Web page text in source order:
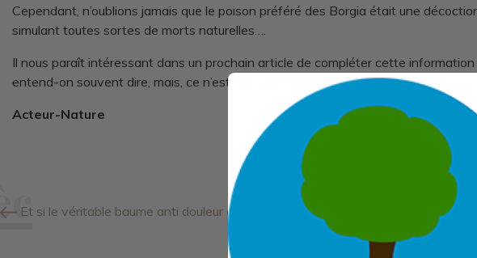
Cependant, n’oublions jamais que le poison préféré des Borgia était une
simulant toutes sortes de morts naturelles….
Il nous paraît intéressant dans un prochain article de compléter cette
entend-on souvent dire, mais, ce n’est pas forcément vrai.
Acteur-Nature
Et si le véritable baume anti douleur était italien !